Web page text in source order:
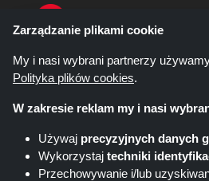
Shoppingspout NO
Zarządzanie plikami cookie
My i nasi wybrani partnerzy
Polityka plików cookies.
W zakresie reklam my i nasi
Używaj precyzyjnych danych
Wykorzystaj techniki
Przechowywanie i/lub